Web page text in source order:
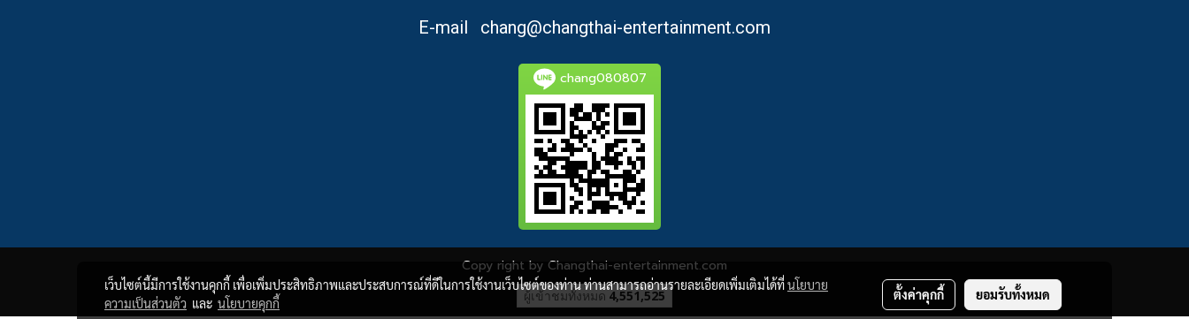
E-mail
chang@changthai-entertainment.com
chang080807
Copy right by Changthai-entertainment.com
ผู้เข้าชมวันนี้ 911
เว็บไซต์นี้มีการใช้งานคุกกี้ เพื่อเพิ่มประสิทธิภาพและประสบการณ์ที่ดีในการใช้งานเว็บไซต์ของท่าน ท่านสามารถอ่านรายละเอียดเพิ่มเติมได้ที่นโยบาย
ความเป็นส่วนตัว และ นโยบายคุกกี้
ตั้งค่าคุกกี้ ยอมรับทั้งหมด